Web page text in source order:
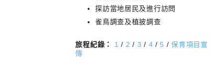
探訪當地居民及進行訪問
雀鳥調查及植披調查
旅程紀錄： 1 / 2 / 3 / 4 / 5 /保育項目宣
傳